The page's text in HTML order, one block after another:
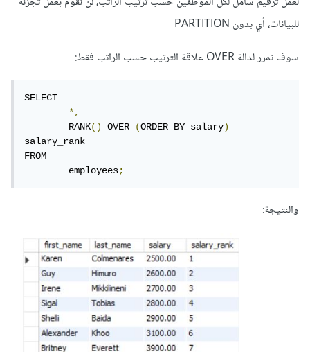
للبيانات، أي بدون PARTITION
سوف نمرر لدالة OVER علاقة الترتيب حسب الراتب فقط:
SELECT
*,
	RANK
() OVER (ORDER BY salary)
salary_rank
FROM
	employees
;
والنتيجة: